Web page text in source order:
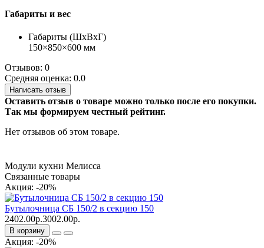
Габариты и вес
Габариты (ШхВхГ)
150×850×600 мм
Отзывов: 0
Средняя оценка: 0.0
Написать отзыв
Оставить отзыв о товаре можно только после его покупки.
Так мы формируем честный рейтинг.
Нет отзывов об этом товаре.
Модули кухни Мелисса
Связанные товары
Акция: -20%
Бутылочница СБ 150/2 в секцию 150
2402.00р.3002.00р.
В корзину
Акция: -20%